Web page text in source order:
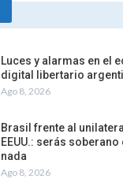
Luces y alarmas en el
digital libertario
Ago 8, 2026
Brasil frente al
EEUU.: serás
nada
Ago 8, 2026